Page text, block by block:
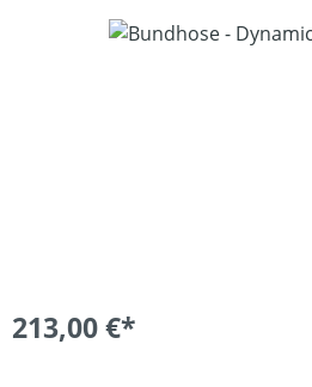
Bildergalerie überspringen
213,00 €*